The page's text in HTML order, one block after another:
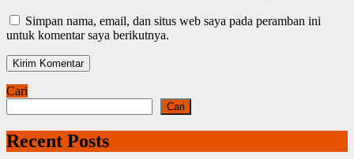
Simpan nama, email, dan situs web saya pada peramban ini
untuk komentar saya berikutnya.
Cari
Cari
Recent Posts